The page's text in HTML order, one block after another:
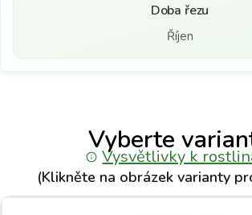
Doba řezu
Říjen
Vyberte
Vysvětlivky k
(Klikněte na obrázek varianty